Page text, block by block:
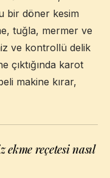
bir döner kesim
tuğla, mermer ve
ve kontrollü delik
çıktığında karot
makine kırar,
reçetesi nasıl